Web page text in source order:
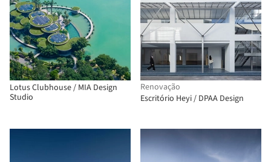
Lotus Clubhouse / MIA Design
Studio
Renovação
Escritório Heyi / DPAA Design